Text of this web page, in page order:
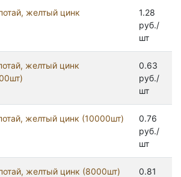
желтый цинк
1.28
руб./
шт
желтый цинк
0.63
руб./
шт
желтый цинк (10000шт)
0.76
руб./
шт
желтый цинк (8000шт)
0.81